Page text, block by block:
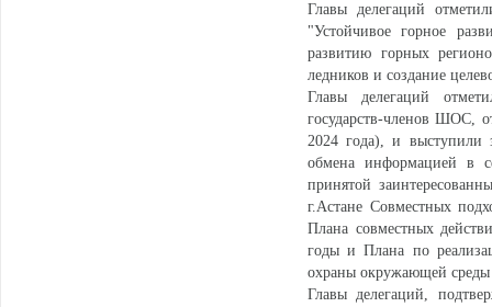
Главы делегаций
"Устойчивое горное
развитию горных
ледников и создание
Главы делегаций
государств-членов ШОС,
2024 года), и выступили
обмена информацией в
принятой
г.Астане Совместных
Плана совместных
годы и Плана по
охраны окружающей
Главы делегаций,